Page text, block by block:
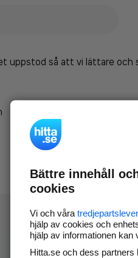
uppstod så att vi lättare och
Bättre innehåll
cookies
Vi och våra
hjälp av cookies och
hjälp av informationen kan
Hitta.se och dess